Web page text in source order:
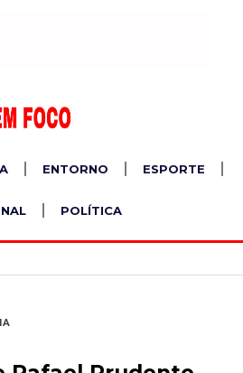
ENTORNO ESPORTE
POLÍTICA